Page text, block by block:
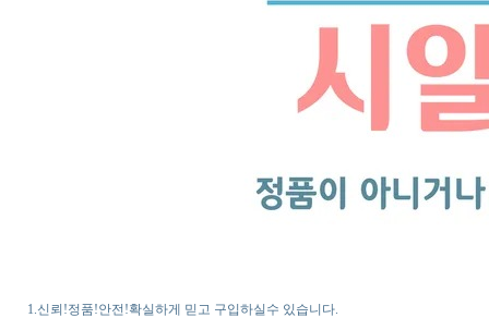
1.신뢰!정품!안전!확실하게 믿고 구입하실수 있습니다.